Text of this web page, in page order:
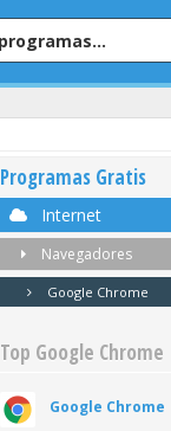
Programas Gratis
Internet
Navegadores
Google Chrome
Top Google Chrome
Google Chrome